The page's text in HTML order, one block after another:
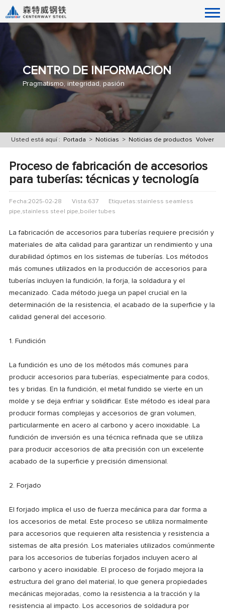
CENTRO DE INFORMACIÓN
Pragmatismo, integridad, pasión
Volver
Usted está aquí : Portada > Noticias > Noticias de productos
Proceso de fabricación de accesorios
para tuberías: técnicas y tecnología
Fecha:2025-02-28 Vista:637
Etiquetas:stainless seamless
pipe,stainless steel pipe,boiler tubes
La fabricación de accesorios para tuberías requiere precisión y
materiales de alta calidad para garantizar un rendimiento y una
durabilidad óptimos en los sistemas de tuberías. Los métodos
más comunes utilizados en la producción de accesorios para
tuberías incluyen la fundición, la forja, la soldadura y el
mecanizado. Cada método juega un papel crucial en la
determinación de la resistencia, el acabado de la superficie y la
calidad general del accesorio.
1. Fundición
La fundición es uno de los métodos más comunes para
producir accesorios para tuberías, especialmente para codos,
tes y bridas. En la fundición, el metal fundido se vierte en un
molde y se deja enfriar y solidificar. Este método es ideal para
producir formas complejas y accesorios de gran volumen,
particularmente en acero al carbono y acero inoxidable. La
fundición de inversión es una técnica refinada que se utiliza
para producir accesorios de alta precisión con un excelente
acabado de la superficie y precisión dimensional.
2. Forjado
El forjado implica el uso de fuerza mecánica para dar forma a
los accesorios de metal. Este proceso se utiliza normalmente
para accesorios que requieren alta resistencia y resistencia a
sistemas de alta presión. Los materiales utilizados comúnmente
para los accesorios de tuberías forjados incluyen acero al
carbono y acero inoxidable. El proceso de forjado mejora la
estructura del grano del material, lo que genera propiedades
mecánicas mejoradas, como la resistencia a la tracción y la
resistencia al impacto. Los accesorios de soldadura por